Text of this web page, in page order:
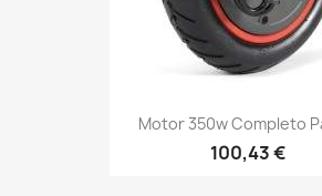
Motor 350w Completo
100,43 €